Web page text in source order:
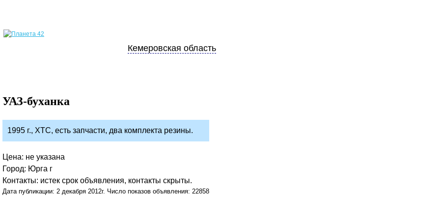
Кемеровская область
УАЗ-буханка
1995 г., ХТС, есть запчасти, два комплекта резины.
Цена: не указана
Город: Юрга г
Контакты: истек срок объявления, контакты скрыты.
Дата публикации: 2 декабря 2012г. Число показов объявления: 22858